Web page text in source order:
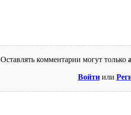
Оставлять комментарии могут только
Войтиили